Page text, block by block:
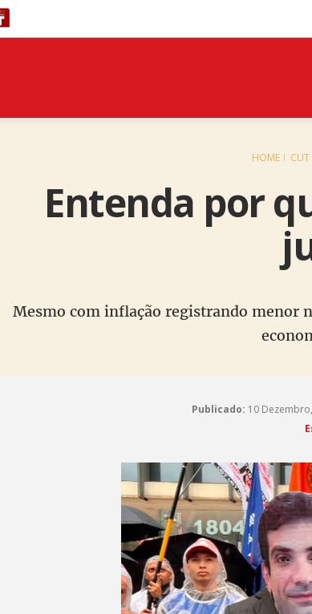
HOME
Entenda por
Mesmo com inflação registrando menor
Publicado: 10